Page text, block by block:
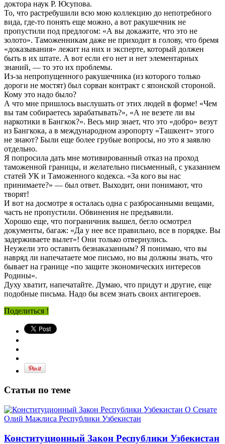
доктора наук Р. Юсупова.
То, что растребушили всю мою коллекцию до непотребного
вида, где-то понять еще можно, а вот ракушечник не
пропустили под предлогом: «А вы докажите, что это не
золото». Таможенникам даже не приходит в голову, что бремя
«доказывания» лежит на них и эксперте, который должен
быть в их штате. А вот если его нет и нет элементарных
знаний, — то это их проблемы.
Из-за непропущенного ракушечника (из которого только
дороги не мостят) был сорван контракт с японской стороной.
Кому это надо было?
А что мне пришлось выслушать от этих людей в форме! «Чем
вы там собираетесь зарабатывать?», «А не везете ли вы
наркотики в Бангкок?». Весь мир знает, что это «добро» везут
из Бангкока, а в международном аэропорту «Ташкент» этого
не знают? Были еще более грубые вопросы, но это я заявлю
отдельно.
Я попросила дать мне мотивированный отказ на проход
таможенной границы, и желательно письменный, с указанием
статей УК и Таможенного кодекса. «За кого вы нас
принимаете?» — был ответ. Выходит, они понимают, что
творят!
И вот на досмотре я осталась одна с разбросанными вещами,
часть не пропустили. Обвинения не предъявили.
Хорошо еще, что пограничник вышел, бегло осмотрел
документы, багаж: «Да у нее все правильно, все в порядке. Вы
задерживаете вылет»! Они только отвернулись.
Неужели это оставить безнаказанным? Я понимаю, что вы
навряд ли напечатаете мое письмо, но вы должны знать, что
бывает на границе «по защите экономических интересов
Родины».
Духу хватит, напечатайте. Думаю, что придут и другие, еще
подобные письма. Надо бы всем знать своих антигероев.
Поделиться !
Статьи по теме
Конституционный Закон Республики Узбекистан